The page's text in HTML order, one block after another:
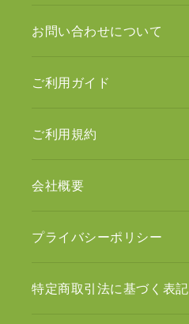
お問い合わせについて
ご利用ガイド
ご利用規約
会社概要
プライバシーポリシー
特定商取引法に基づく表記